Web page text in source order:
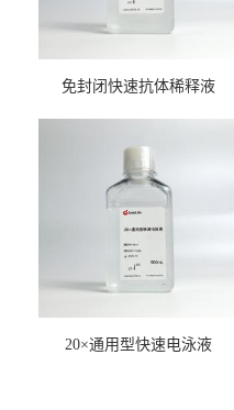
免封闭快速抗体稀释液
20×通用型快速电泳液